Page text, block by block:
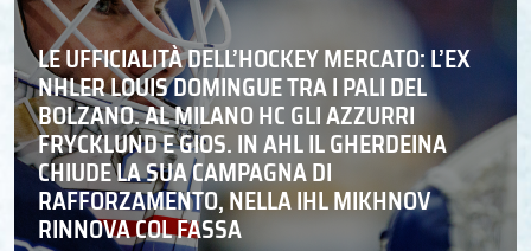
LE UFFICIALITÀ DELL’HOCKEY MERCATO: L’EX
NHLER LOUIS DOMINGUE TRA I PALI DEL
BOLZANO. AL MILANO HC GLI AZZURRI
FRYCKLUND E GIOS. IN AHL IL GHERDEINA
CHIUDE LA SUA CAMPAGNA DI
RAFFORZAMENTO, NELLA IHL MIKHNOV
RINNOVA COL FASSA